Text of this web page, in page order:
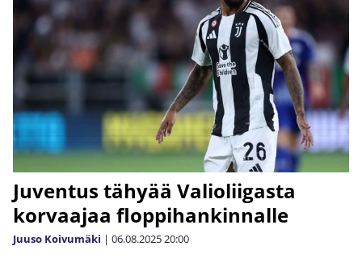
Juventus tähyää Valioliigasta
korvaajaa floppihankinnalle
Juuso Koivumäki | 06.08.202520:00